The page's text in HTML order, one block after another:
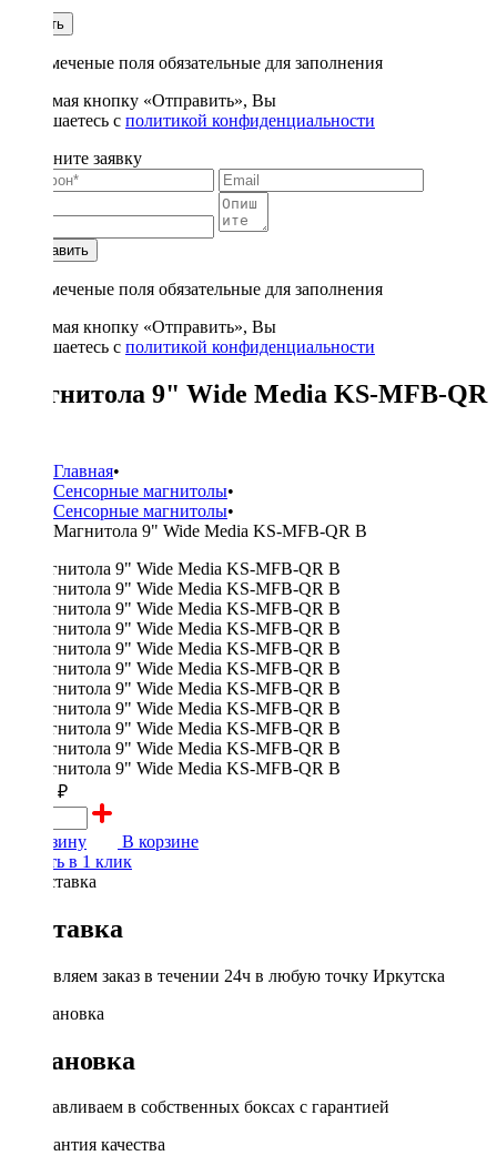
Купить
* - отмеченые поля обязательные для заполнения
Нажимая кнопку «Отправить», Вы
соглашаетесь с политикой конфиденциальности
Заполните заявку
Отправить
* - отмеченые поля обязательные для заполнения
Нажимая кнопку «Отправить», Вы
соглашаетесь с политикой конфиденциальности
Магнитола 9" Wide Media KS-MFB-QR
Главная•
Сенсорные магнитолы•
Сенсорные магнитолы•
Магнитола 9" Wide Media KS-MFB-QR B
23000 ₽
В корзину
В корзине
Купить в 1 клик
Доставка
Доставляем заказ в течении 24ч в любую точку Иркутска
Установка
Устанавливаем в собственных боксах с гарантией